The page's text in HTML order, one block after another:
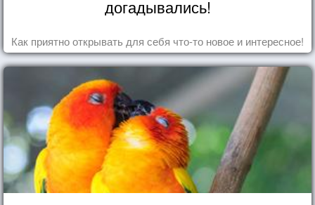
догадывались!
Как приятно открывать для себя что-то новое и интересное!